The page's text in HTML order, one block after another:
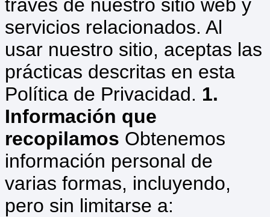
través de nuestro sitio web y
servicios relacionados. Al
usar nuestro sitio, aceptas las
prácticas descritas en esta
Política de Privacidad. 1.
Información que
recopilamos Obtenemos
información personal de
varias formas, incluyendo,
pero sin limitarse a: